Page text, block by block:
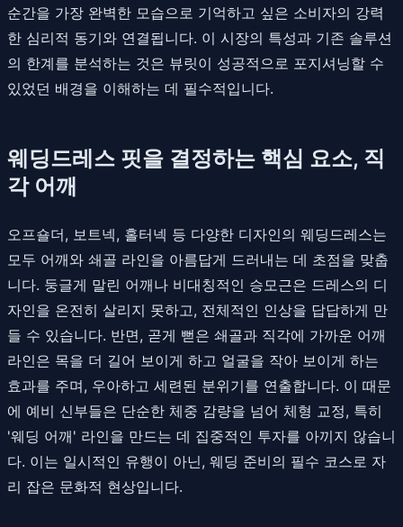
순간을 가장 완벽한 모습으로 기억하고 싶은 소비자의 강력
한 심리적 동기와 연결됩니다. 이 시장의 특성과 기존 솔루션
의 한계를 분석하는 것은 뷰릿이 성공적으로 포지셔닝할 수
있었던 배경을 이해하는 데 필수적입니다.
웨딩드레스 핏을 결정하는 핵심 요소, 직
각 어깨
오프숄더, 보트넥, 홀터넥 등 다양한 디자인의 웨딩드레스는
모두 어깨와 쇄골 라인을 아름답게 드러내는 데 초점을 맞춥
니다. 둥글게 말린 어깨나 비대칭적인 승모근은 드레스의 디
자인을 온전히 살리지 못하고, 전체적인 인상을 답답하게 만
들 수 있습니다. 반면, 곧게 뻗은 쇄골과 직각에 가까운 어깨
라인은 목을 더 길어 보이게 하고 얼굴을 작아 보이게 하는
효과를 주며, 우아하고 세련된 분위기를 연출합니다. 이 때문
에 예비 신부들은 단순한 체중 감량을 넘어 체형 교정, 특히
'웨딩 어깨' 라인을 만드는 데 집중적인 투자를 아끼지 않습니
다. 이는 일시적인 유행이 아닌, 웨딩 준비의 필수 코스로 자
리 잡은 문화적 현상입니다.